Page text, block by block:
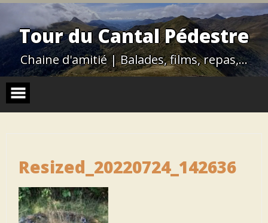
Skip
contentTour du Cantal Pédestre
Chaine d'amitié | Balades, films, repas,…
Resized_20220724_142636